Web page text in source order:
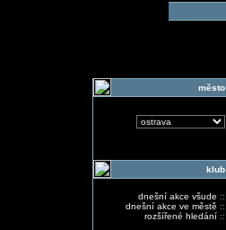
město
klub
dnešní akce všude ::
dnešní akce ve městě ::
rozšířené hledání::